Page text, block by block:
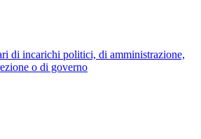
di incarichi politici, di amministrazione,
o di governo